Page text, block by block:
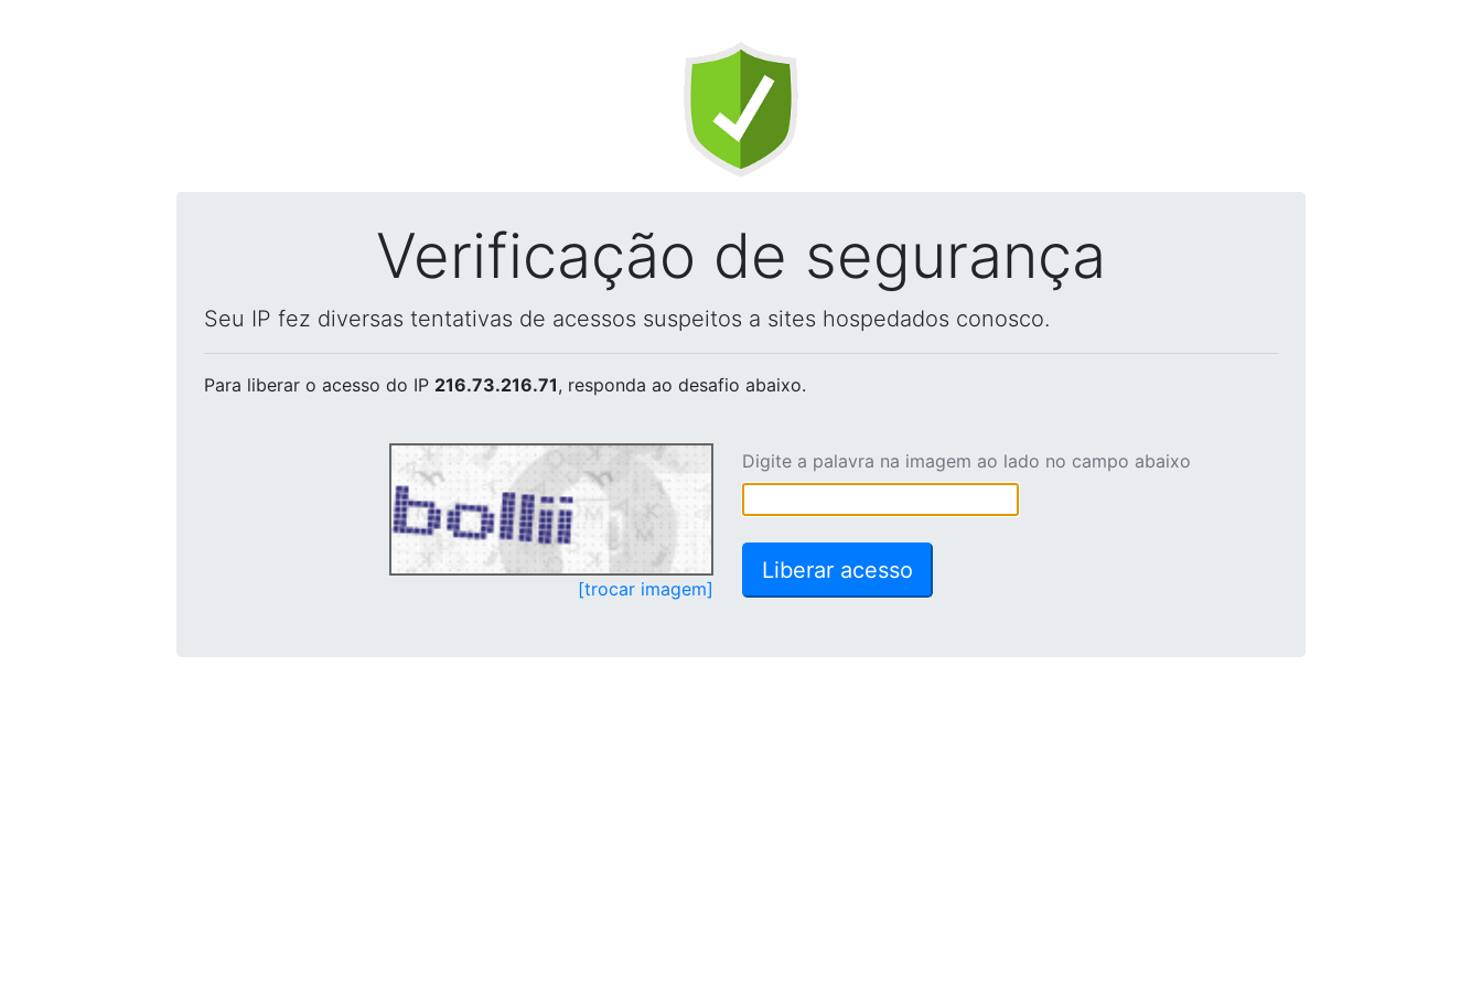
Verificação de segurança
Seu IP fez diversas tentativas de acessos suspeitos a sites hospedados conosco.
Para liberar o acesso do IP 216.73.216.71, responda ao desafio abaixo.
[trocar imagem]
Digite a palavra na imagem ao lado no campo abaixo